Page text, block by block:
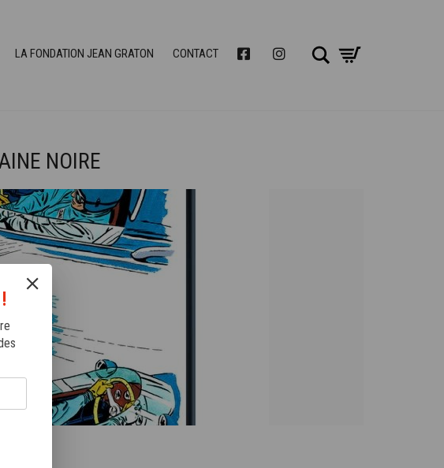
LA FONDATION JEAN GRATON CONTACT FACEBOOKINSTAGRAMChercher
NOIRE